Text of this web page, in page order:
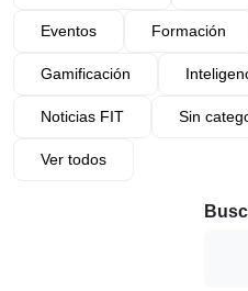
Eventos Formación
Gamificación
Noticias FIT Sin
Ver todos